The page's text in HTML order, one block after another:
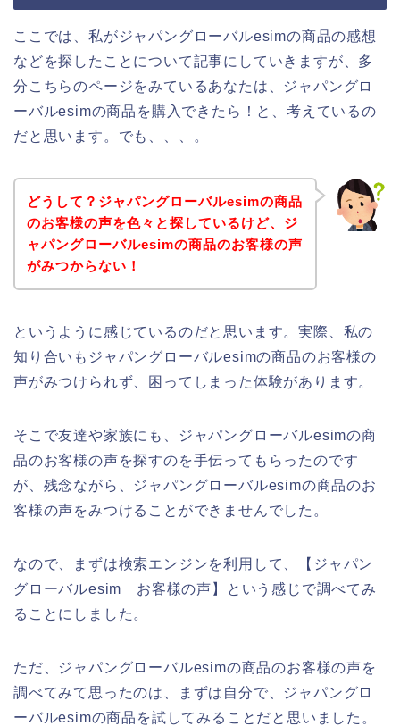
ここでは、私がジャパングローバルesimの商品の感想
などを探したことについて記事にしていきますが、多
分こちらのページをみているあなたは、ジャパングロ
ーバルesimの商品を購入できたら！と、考えているの
だと思います。でも、、、。
どうして？ジャパングローバルesimの商品
のお客様の声を色々と探しているけど、ジ
ャパングローバルesimの商品のお客様の声
がみつからない！
というように感じているのだと思います。実際、私の
知り合いもジャパングローバルesimの商品のお客様の
声がみつけられず、困ってしまった体験があります。
そこで友達や家族にも、ジャパングローバルesimの商
品のお客様の声を探すのを手伝ってもらったのです
が、残念ながら、ジャパングローバルesimの商品のお
客様の声をみつけることができませんでした。
なので、まずは検索エンジンを利用して、【ジャパン
グローバルesim お客様の声】という感じで調べてみ
ることにしました。
ただ、ジャパングローバルesimの商品のお客様の声を
調べてみて思ったのは、まずは自分で、ジャパングロ
ーバルesimの商品を試してみることだと思いました。